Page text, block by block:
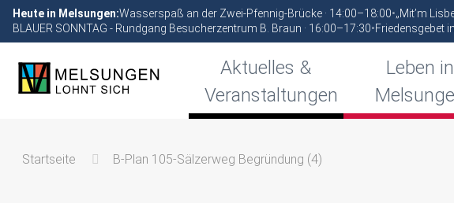
Heute in Melsungen:Wasserspaß an der Zwei-Pfennig-Brücke · 14:00–18:00•„Mit’m
BLAUER SONNTAG - Rundgang Besucherzentrum B. Braun · 16:00–17:30•Friedensgebet
Aktuelles &
Veranstaltungen
Leben in
Startseite B-Plan 105-Sälzerweg Begründung (4)